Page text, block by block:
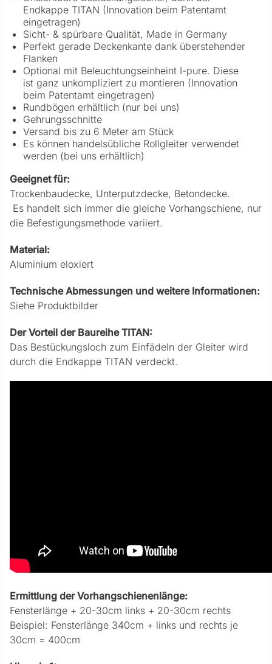
Endkappe TITAN (Innovation beim Patentamt
eingetragen)
Sicht- & spürbare Qualität, Made in Germany
Perfekt gerade Deckenkante dank überstehender
Flanken
Optional mit Beleuchtungseinheint I-pure. Diese
ist ganz unkompliziert zu montieren (Innovation
beim Patentamt eingetragen)
Rundbögen erhältlich (nur bei uns)
Gehrungsschnitte
Versand bis zu 6 Meter am Stück
Es können handelsübliche Rollgleiter verwendet
werden (bei uns erhältlich)
Geeignet für:
Trockenbaudecke, Unterputzdecke, Betondecke.
Es handelt sich immer die gleiche Vorhangschiene, nur
die Befestigungsmethode variiert.
Material:
Aluminium eloxiert
Technische Abmessungen und weitere Informationen:
Siehe Produktbilder
Der Vorteil der Baureihe TITAN:
Das Bestückungsloch zum Einfädeln der Gleiter wird
durch die Endkappe TITAN verdeckt.
Ermittlung der Vorhangschienenlänge:
Fensterlänge + 20-30cm links + 20-30cm rechts
Beispiel: Fensterlänge 340cm + links und rechts je
30cm = 400cm